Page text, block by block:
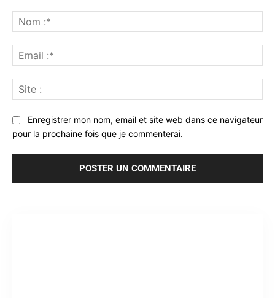
:*
:*
:
Enregistrer mon nom, email et site web dans ce navigateur
pour la prochaine fois que je commenterai.